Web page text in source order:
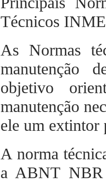
Técnicos
As Normas
manutenção
objetivo
manutenção
ele um extintor
A norma
a ABNT NBR